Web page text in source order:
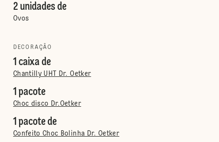
2 unidades de
Ovos
DECORAÇÃO
1 caixa de
Chantilly UHT Dr. Oetker
1 pacote
Choc disco Dr.Oetker
1 pacote de
Confeito Choc Bolinha Dr. Oetker